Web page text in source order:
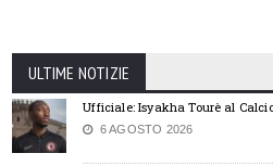
ULTIME NOTIZIE
Ufficiale: Isyakha Tourè al
6 AGOSTO 2026